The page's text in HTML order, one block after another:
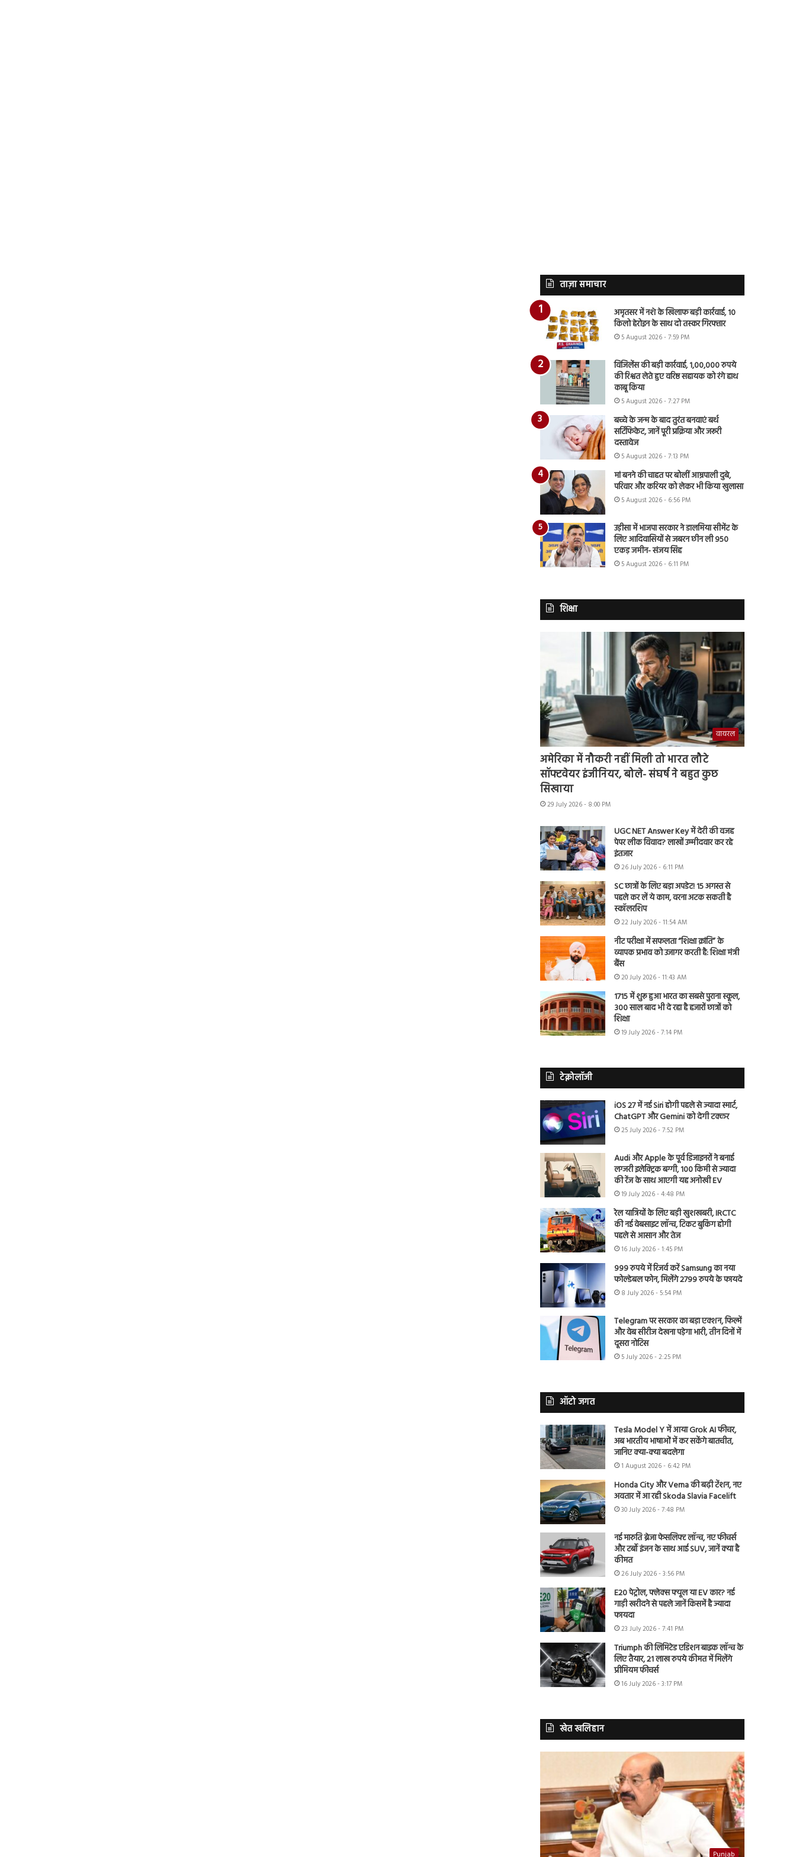
ताज़ा समाचार
अमृतसर में नशे के खिलाफ बड़ी कार्रवाई, 10
किलो हेरोइन के साथ दो तस्कर गिरफ्तार
5 August 2026 - 7:59 PM
विजिलेंस की बड़ी कार्रवाई, 1,00,000 रुपये
की रिश्वत लेते हुए वरिष्ठ सहायक को रंगे हाथ
काबू किया
5 August 2026 - 7:27 PM
बच्चे के जन्म के बाद तुरंत बनवाएं बर्थ
सर्टिफिकेट, जानें पूरी प्रक्रिया और जरूरी
दस्तावेज
5 August 2026 - 7:13 PM
मां बनने की चाहत पर बोलीं आम्रपाली दुबे,
परिवार और करियर को लेकर भी किया खुलासा
5 August 2026 - 6:56 PM
उड़ीसा में भाजपा सरकार ने डालमिया सीमेंट के
लिए आदिवासियों से जबरन छीन ली 950
एकड़ जमीन- संजय सिंह
5 August 2026 - 6:11 PM
शिक्षा
वायरल
अमेरिका में नौकरी नहीं मिली तो भारत लौटे
सॉफ्टवेयर इंजीनियर, बोले- संघर्ष ने बहुत कुछ
सिखाया
29 July 2026 - 8:00 PM
UGC NET Answer Key में देरी की वजह
पेपर लीक विवाद? लाखों उम्मीदवार कर रहे
इंतजार
26 July 2026 - 6:11 PM
SC छात्रों के लिए बड़ा अपडेट! 15 अगस्त से
पहले कर लें ये काम, वरना अटक सकती है
स्कॉलरशिप
22 July 2026 - 11:54 AM
नीट परीक्षा में सफलता “शिक्षा क्रांति” के
व्यापक प्रभाव को उजागर करती है: शिक्षा मंत्री
बैंस
20 July 2026 - 11:43 AM
1715 में शुरू हुआ भारत का सबसे पुराना स्कूल,
300 साल बाद भी दे रहा है हजारों छात्रों को
शिक्षा
19 July 2026 - 7:14 PM
टेक्नोलॉजी
iOS 27 में नई Siri होगी पहले से ज्यादा स्मार्ट,
ChatGPT और Gemini को देगी टक्कर
25 July 2026 - 7:52 PM
Audi और Apple के पूर्व डिजाइनरों ने बनाई
लग्जरी इलेक्ट्रिक बग्गी, 100 किमी से ज्यादा
की रेंज के साथ आएगी यह अनोखी EV
19 July 2026 - 4:48 PM
रेल यात्रियों के लिए बड़ी खुशखबरी, IRCTC
की नई वेबसाइट लॉन्च, टिकट बुकिंग होगी
पहले से आसान और तेज
16 July 2026 - 1:45 PM
999 रुपये में रिजर्व करें Samsung का नया
फोल्डेबल फोन, मिलेंगे 2799 रुपये के फायदे
8 July 2026 - 5:54 PM
Telegram पर सरकार का बड़ा एक्शन, फिल्में
और वेब सीरीज देखना पड़ेगा भारी, तीन दिनों में
दूसरा नोटिस
5 July 2026 - 2:25 PM
ऑटो जगत
Tesla Model Y में आया Grok AI फीचर,
अब भारतीय भाषाओं में कर सकेंगे बातचीत,
जानिए क्या-क्या बदलेगा
1 August 2026 - 6:42 PM
Honda City और Verna की बढ़ी टेंशन, नए
अवतार में आ रही Skoda Slavia Facelift
30 July 2026 - 7:48 PM
नई मारुति ब्रेजा फेसलिफ्ट लॉन्च, नए फीचर्स
और टर्बो इंजन के साथ आई SUV, जानें क्या है
कीमत
26 July 2026 - 3:56 PM
E20 पेट्रोल, फ्लेक्स फ्यूल या EV कार? नई
गाड़ी खरीदने से पहले जानें किसमें है ज्यादा
फायदा
23 July 2026 - 7:41 PM
Triumph की लिमिटेड एडिशन बाइक लॉन्च के
लिए तैयार, 21 लाख रुपये कीमत में मिलेंगे
प्रीमियम फीचर्स
16 July 2026 - 3:17 PM
खेत खलिहान
Punjab